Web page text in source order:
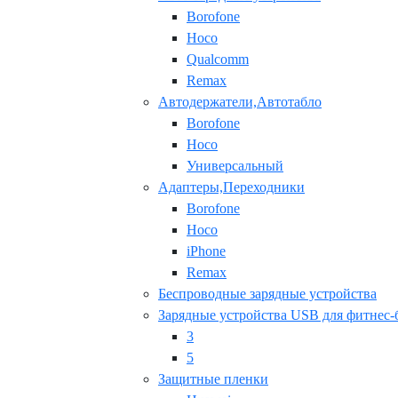
Borofone
Hoco
Qualcomm
Remax
Автодержатели,Автотабло
Borofone
Hoco
Универсальный
Адаптеры,Переходники
Borofone
Hoco
iPhone
Remax
Беспроводные зарядные устройства
Зарядные устройства USB для фитнес-
3
5
Защитные пленки